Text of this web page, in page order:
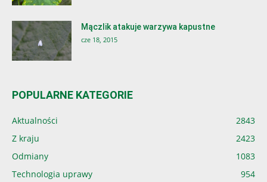
Mączlik atakuje warzywa kapustne
cze 18, 2015
POPULARNE KATEGORIE
Aktualności
2843
Z kraju
2423
Odmiany
1083
Technologia uprawy
954